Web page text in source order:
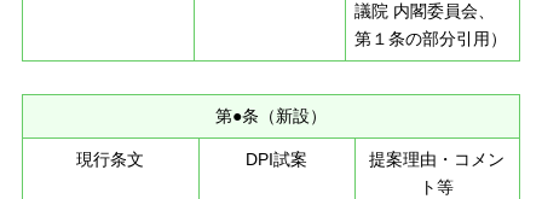
議院 内閣委員会、
第１条の部分引用）
第●条（新設）
現行条文 DPI試案
提案理由・コメン
ト等